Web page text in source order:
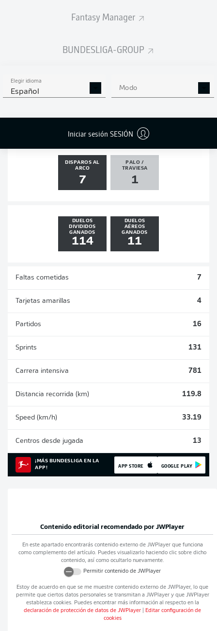
Fantasy Manager
BUNDESLIGA-GROUP
Elegir idioma
Español Modo
Iniciar sesión SESIÓN
ESTADÍSTICAS
DISPAROS AL
ARCO
7
PALO /
TRAVIESA
1
DUELOS
DIVIDIDOS
GANADOS
114
DUELOS
AÉREOS
GANADOS
11
Faltas cometidas 7
Tarjetas amarillas 4
Partidos 16
Sprints 131
Carrera intensiva 781
Distancia recorrida (km) 119.8
Speed (km/h) 33.19
Centros desde jugada 13
¡MÁS BUNDESLIGA EN LA
APP!
APP STORE GOOGLE PLAY
Contenido editorial recomendado por JWPlayer
En este apartado encontrarás contenido externo de JWPlayerque funciona
como complemento del artículo. Puedes visualizarlo haciendo clic sobre dicho
contenido, así como ocultarlo nuevamente.
Permitir contenido de JWPlayer
Estoy de acuerdo en que se me muestre contenido externo de JWPlayer, lo que
permite que ciertos datos personales se transmitan a JWPlayery que JWPlayer
establezca cookies. Puedes encontrar más información al respecto en la
declaración de protección de datos de JWPlayer
Editar configuración de
cookies